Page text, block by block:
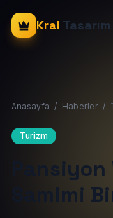
Kral Tasarım
Anasayfa / Haberler /
Turizm
Samimi